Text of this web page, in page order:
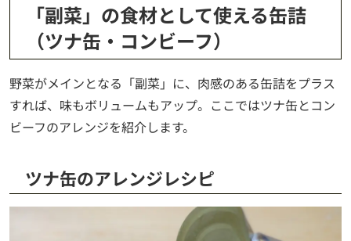
「副菜」の食材として使える缶詰
（ツナ缶・コンビーフ）
野菜がメインとなる「副菜」に、肉感のある缶詰をプラス
すれば、味もボリュームもアップ。ここではツナ缶とコン
ビーフのアレンジを紹介します。
ツナ缶のアレンジレシピ